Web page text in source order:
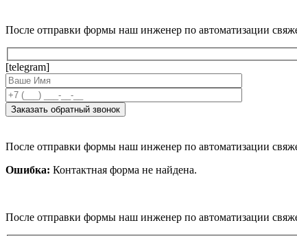
После отправки формы наш инженер по автоматизации
[telegram]
После отправки формы наш инженер по автоматизации
Ошибка: Контактная форма не найдена.
После отправки формы наш инженер по автоматизации